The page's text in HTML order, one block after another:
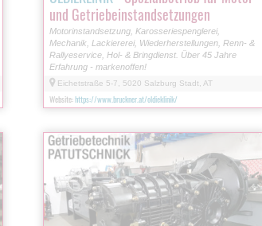
und Getriebeinstandsetzungen
Motorinstandsetzung, Karosseriespenglerei,
Mechanik, Lackiererei, Wiederherstellungen, Renn- &
Rallyeservice, Hol- & Bringdienst. Über 45 Jahre
Erfahrung - markenoffen!
Eichetstraße 5-7, 5020 Salzburg Stadt, AT
Website:https://www.bruckner.at/oldieklinik/